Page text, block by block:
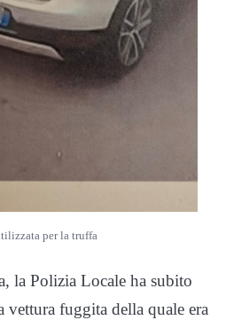
per la truffa
la Polizia Locale ha subito
fuggita della quale era